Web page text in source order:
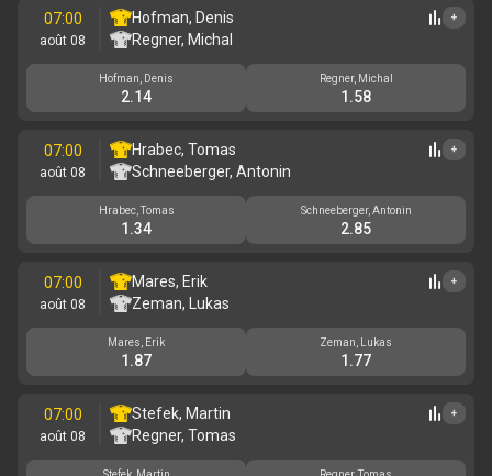
07:00
août 08
Hofman, Denis
Regner, Michal
+
Hofman, Denis
2.14
Regner, Michal
1.58
07:00
août 08
Hrabec, Tomas
Schneeberger, Antonin
+
Hrabec, Tomas
1.34
Schneeberger, Antonin
2.85
07:00
août 08
Mares, Erik
Zeman, Lukas
+
Mares, Erik
1.87
Zeman, Lukas
1.77
07:00
août 08
Stefek, Martin
Regner, Tomas
+